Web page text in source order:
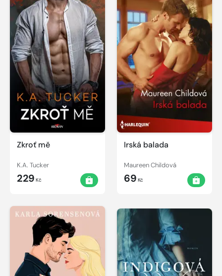
Zkroť mě
K.A. Tucker
229 Kč
Irská balada
Maureen Childová
69 Kč